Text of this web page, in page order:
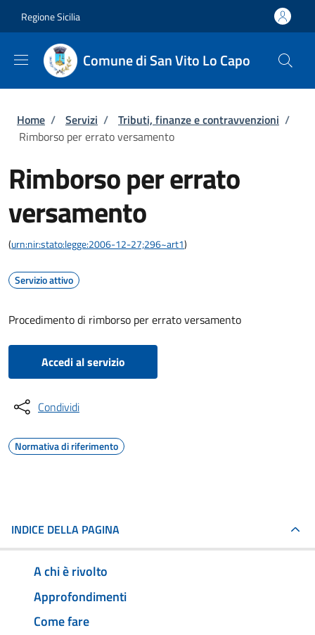
Regione Sicilia
Comune di San Vito Lo Capo
Briciole di pane
Home / Servizi / Tributi, finanze e contravvenzioni /
Rimborso per errato versamento
Rimborso per errato
versamento
(urn:nir:stato:legge:2006-12-27;296~art1)
Servizio attivo
Procedimento di rimborso per errato versamento
Accedi al servizio
Condividi
Normativa di riferimento
INDICE DELLA PAGINA
A chi è rivolto
Approfondimenti
Come fare